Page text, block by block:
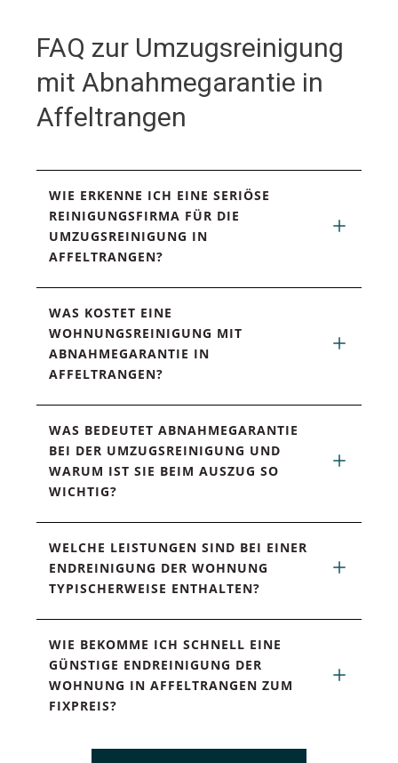
FAQ zur Umzugsreinigung
mit Abnahmegarantie in
Affeltrangen
WIE ERKENNE ICH EINE SERIÖSE
REINIGUNGSFIRMA FÜR DIE
UMZUGSREINIGUNG IN
AFFELTRANGEN?
WAS KOSTET EINE
WOHNUNGSREINIGUNG MIT
ABNAHMEGARANTIE IN
AFFELTRANGEN?
WAS BEDEUTET ABNAHMEGARANTIE
BEI DER UMZUGSREINIGUNG UND
WARUM IST SIE BEIM AUSZUG SO
WICHTIG?
WELCHE LEISTUNGEN SIND BEI EINER
ENDREINIGUNG DER WOHNUNG
TYPISCHERWEISE ENTHALTEN?
WIE BEKOMME ICH SCHNELL EINE
GÜNSTIGE ENDREINIGUNG DER
WOHNUNG IN AFFELTRANGEN ZUM
FIXPREIS?